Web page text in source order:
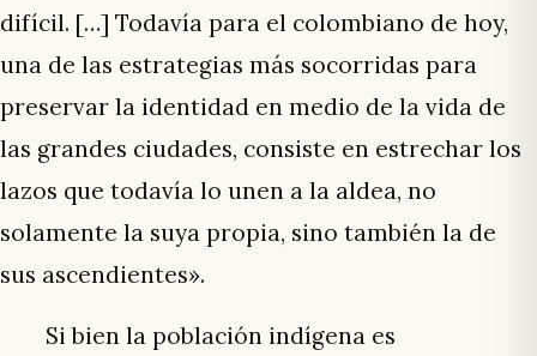
difícil. […] Todavía para el colombiano de hoy,
una de las estrategias más socorridas para
preservar la identidad en medio de la vida de
las grandes ciudades, consiste en estrechar los
lazos que todavía lo unen a la aldea, no
solamente la suya propia, sino también la de
sus ascendientes».
Si bien la población indígena es